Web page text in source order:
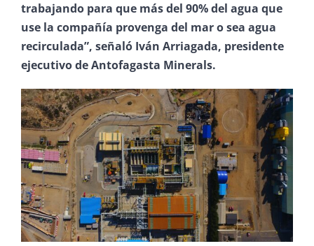
trabajando para que más del 90% del agua que
use la compañía provenga del mar o sea agua
recirculada”, señaló Iván Arriagada, presidente
ejecutivo de Antofagasta Minerals.